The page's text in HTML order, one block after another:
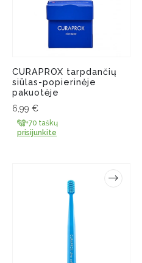
CURAPROX tarpdančių
siūlas-popierinėje
pakuotėje
6,99 €
+70 taškų
prisijunkite